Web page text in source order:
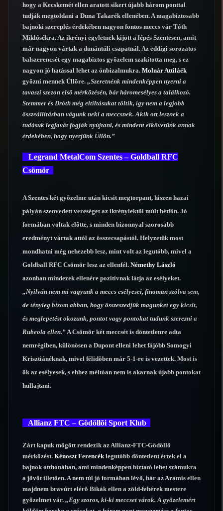
hogy a Kecskemét ellen aratott sikert újabb három ponttal
tudják megtoldani a Duna Takarék ellenében. A magabiztosabb
bajnoki szereplés érdekében nagyon fontos meccs vár Tóth
Miklósékra. Az ikrényi egyletnek kijött a lépés Szentesen, amit
már nagyon vártak a dunántúli csapatnál. Az eddigi sorozatos
balszerencsét egy magabiztos gyõzelem szakította meg, s ez
nagyon jó hatással lehet az önbizalmukra. Molnár Attiláék
gyõzni mennek Üllõre. „Szeretnénk mindenképpen nyerni a
tavaszi szezon elsõ mérkõzésén, bár háromesélyes a találkozó.
Stemmer és Dróth még eltiltásukat töltik, így nem a legjobb
összeállításban vágunk neki a meccsnek. Akik ott lesznek a
tudásuk legjavát fogják nyújtani, és mindent elkövetünk annak
érdekében, hogy nyerjünk Üllõn.”
Legrand MetalCom Szentes – Goldball RFC
Csömör
A Szentes két gyõzelme után kicsit megtorpant, hiszen hazai
pályán szenvedett vereséget az ikrényiektõl múlt hétfõn. Jó
formában voltak elõtte, s minden bizonnyal szorosabb
eredményt vártak attól az összecsapástól. Helyzetük most
mondhatni még nehezebb lesz, mint volt az legutóbb, mivel a
Goldball RFC Csömör lesz az ellenfél. Némethy László
azonban mindezek ellenére pozitívnak látja az esélyeket.
„Nyilván nem mi vagyunk a meccs esélyesei, finoman szólva sem,
de tényleg bízom abban, hogy összeszedjük magunket egy kicsit,
és meglepetést okozunk, pontot vagy pontokat tudunk szerezni a
Rubeola ellen.”A Csömör két meccsét is döntetlenre adta
nemrégiben, különösen a Dupont elleni lehet fájóbb Somogyi
Krisztiánéknak, mivel félidõben már 5-1-re is vezettek. Most is
õk az esélyesek, s ehhez méltóan nem is akarnak újabb pontokat
hullajtani.
Allianz FTC – Gödöllõi Sport Klub
Zárt kapuk mögött rendezik az Allianz-FTC-Gödöllõ
mérkõzést. Kénoszt Ferencéklegutóbb döntetlent értek el a
bajnok otthonában, ami mindenképpen bíztató lehet számukra
a jövõt illetõen. A nem túl jó formában lévõ, bár az Aramis ellen
majdnem bravúrt elérõ Bikák ellen a zöld-fehérek mestere
gyõzelmet vár. „Egy szoros, ki-ki meccset várok. A gyõzelemért